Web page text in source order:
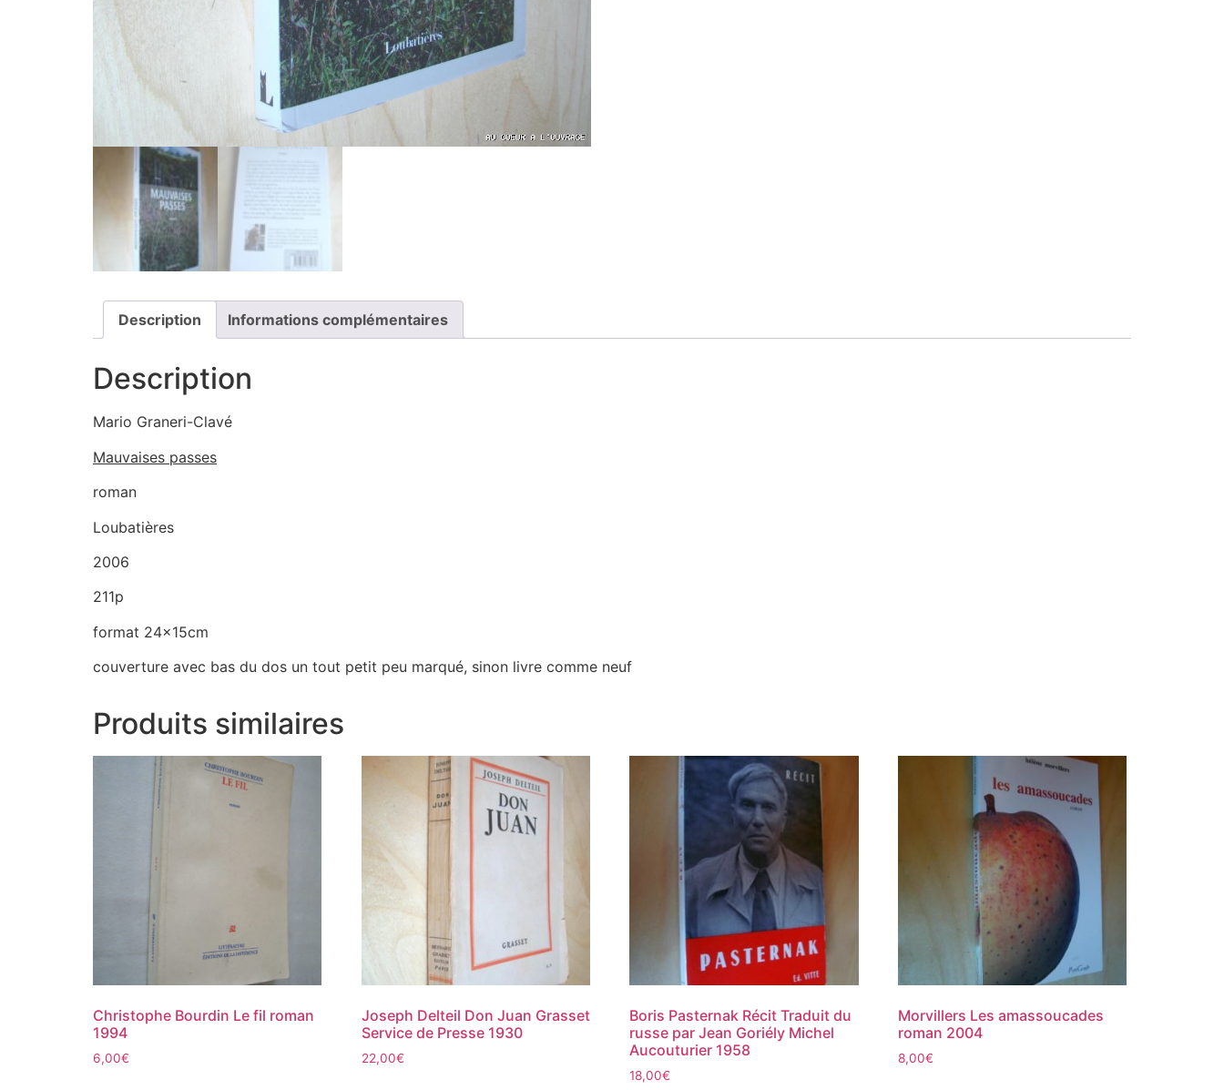
Description Informations complémentaires
Description
Mario Graneri-Clavé
Mauvaises passes
roman
Loubatières
2006
211p
format 24x15cm
couverture avec bas du dos un tout petit peu marqué, sinon livre comme neuf
Produits similaires
Christophe Bourdin Le fil roman
1994
6,00€
Joseph Delteil Don Juan Grasset
Service de Presse 1930
22,00€
Boris Pasternak Récit Traduit du
russe par Jean Goriély Michel
Aucouturier 1958
18,00€
Morvillers Les amassoucades
roman 2004
8,00€